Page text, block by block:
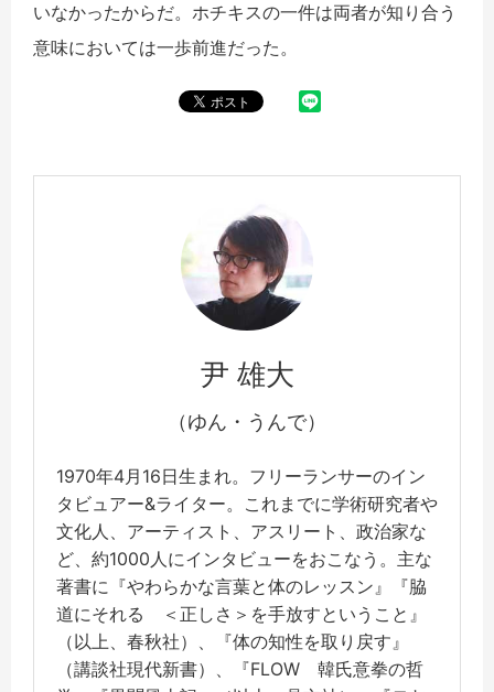
いなかったからだ。ホチキスの一件は両者が知り合う
意味においては一歩前進だった。
尹 雄大
（ゆん・うんで）
1970年4月16日生まれ。フリーランサーのイン
タビュアー&ライター。これまでに学術研究者や
文化人、アーティスト、アスリート、政治家な
ど、約1000人にインタビューをおこなう。主な
著書に『やわらかな言葉と体のレッスン』『脇
道にそれる ＜正しさ＞を手放すということ』
（以上、春秋社）、『体の知性を取り戻す』
（講談社現代新書）、『FLOW 韓氏意拳の哲